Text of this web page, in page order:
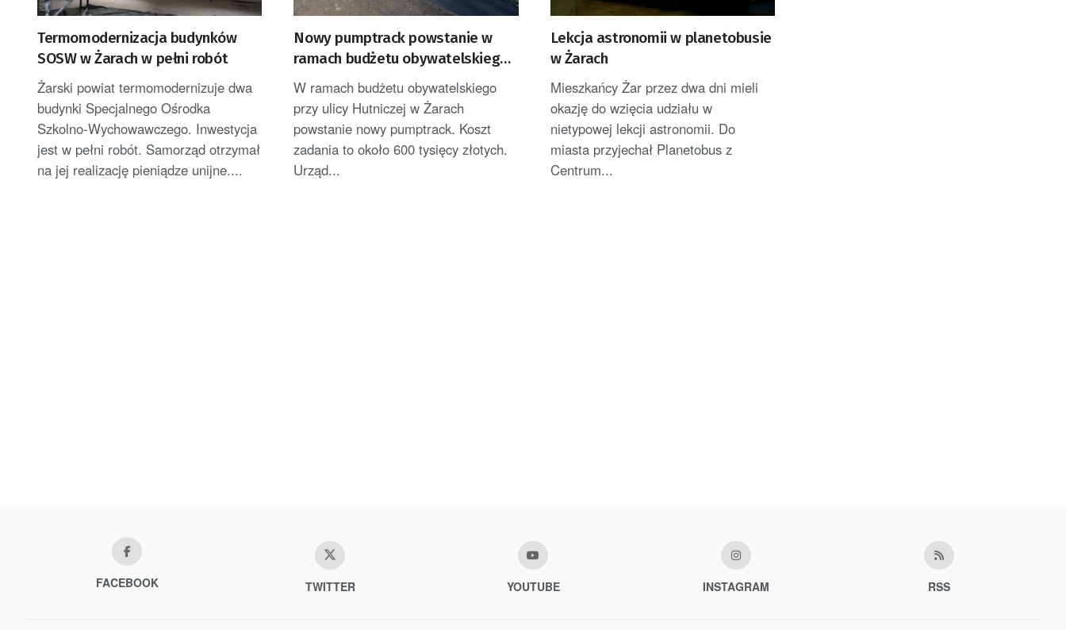
Termomodernizacja budynków
SOSW w Żarach w pełni robót
Żarski powiat termomodernizuje dwa
budynki Specjalnego Ośrodka
Szkolno-Wychowawczego. Inwestycja
jest w pełni robót. Samorząd otrzymał
na jej realizację pieniądze unijne....
Nowy pumptrack powstanie w
ramach budżetu obywatelskiego
Żar
W ramach budżetu obywatelskiego
przy ulicy Hutniczej w Żarach
powstanie nowy pumptrack. Koszt
zadania to około 600 tysięcy złotych.
Urząd...
Lekcja astronomii w planetobusie
w Żarach
Mieszkańcy Żar przez dwa dni mieli
okazję do wzięcia udziału w
nietypowej lekcji astronomii. Do
miasta przyjechał Planetobus z
Centrum...
FACEBOOK TWITTER YOUTUBE INSTAGRAM RSS